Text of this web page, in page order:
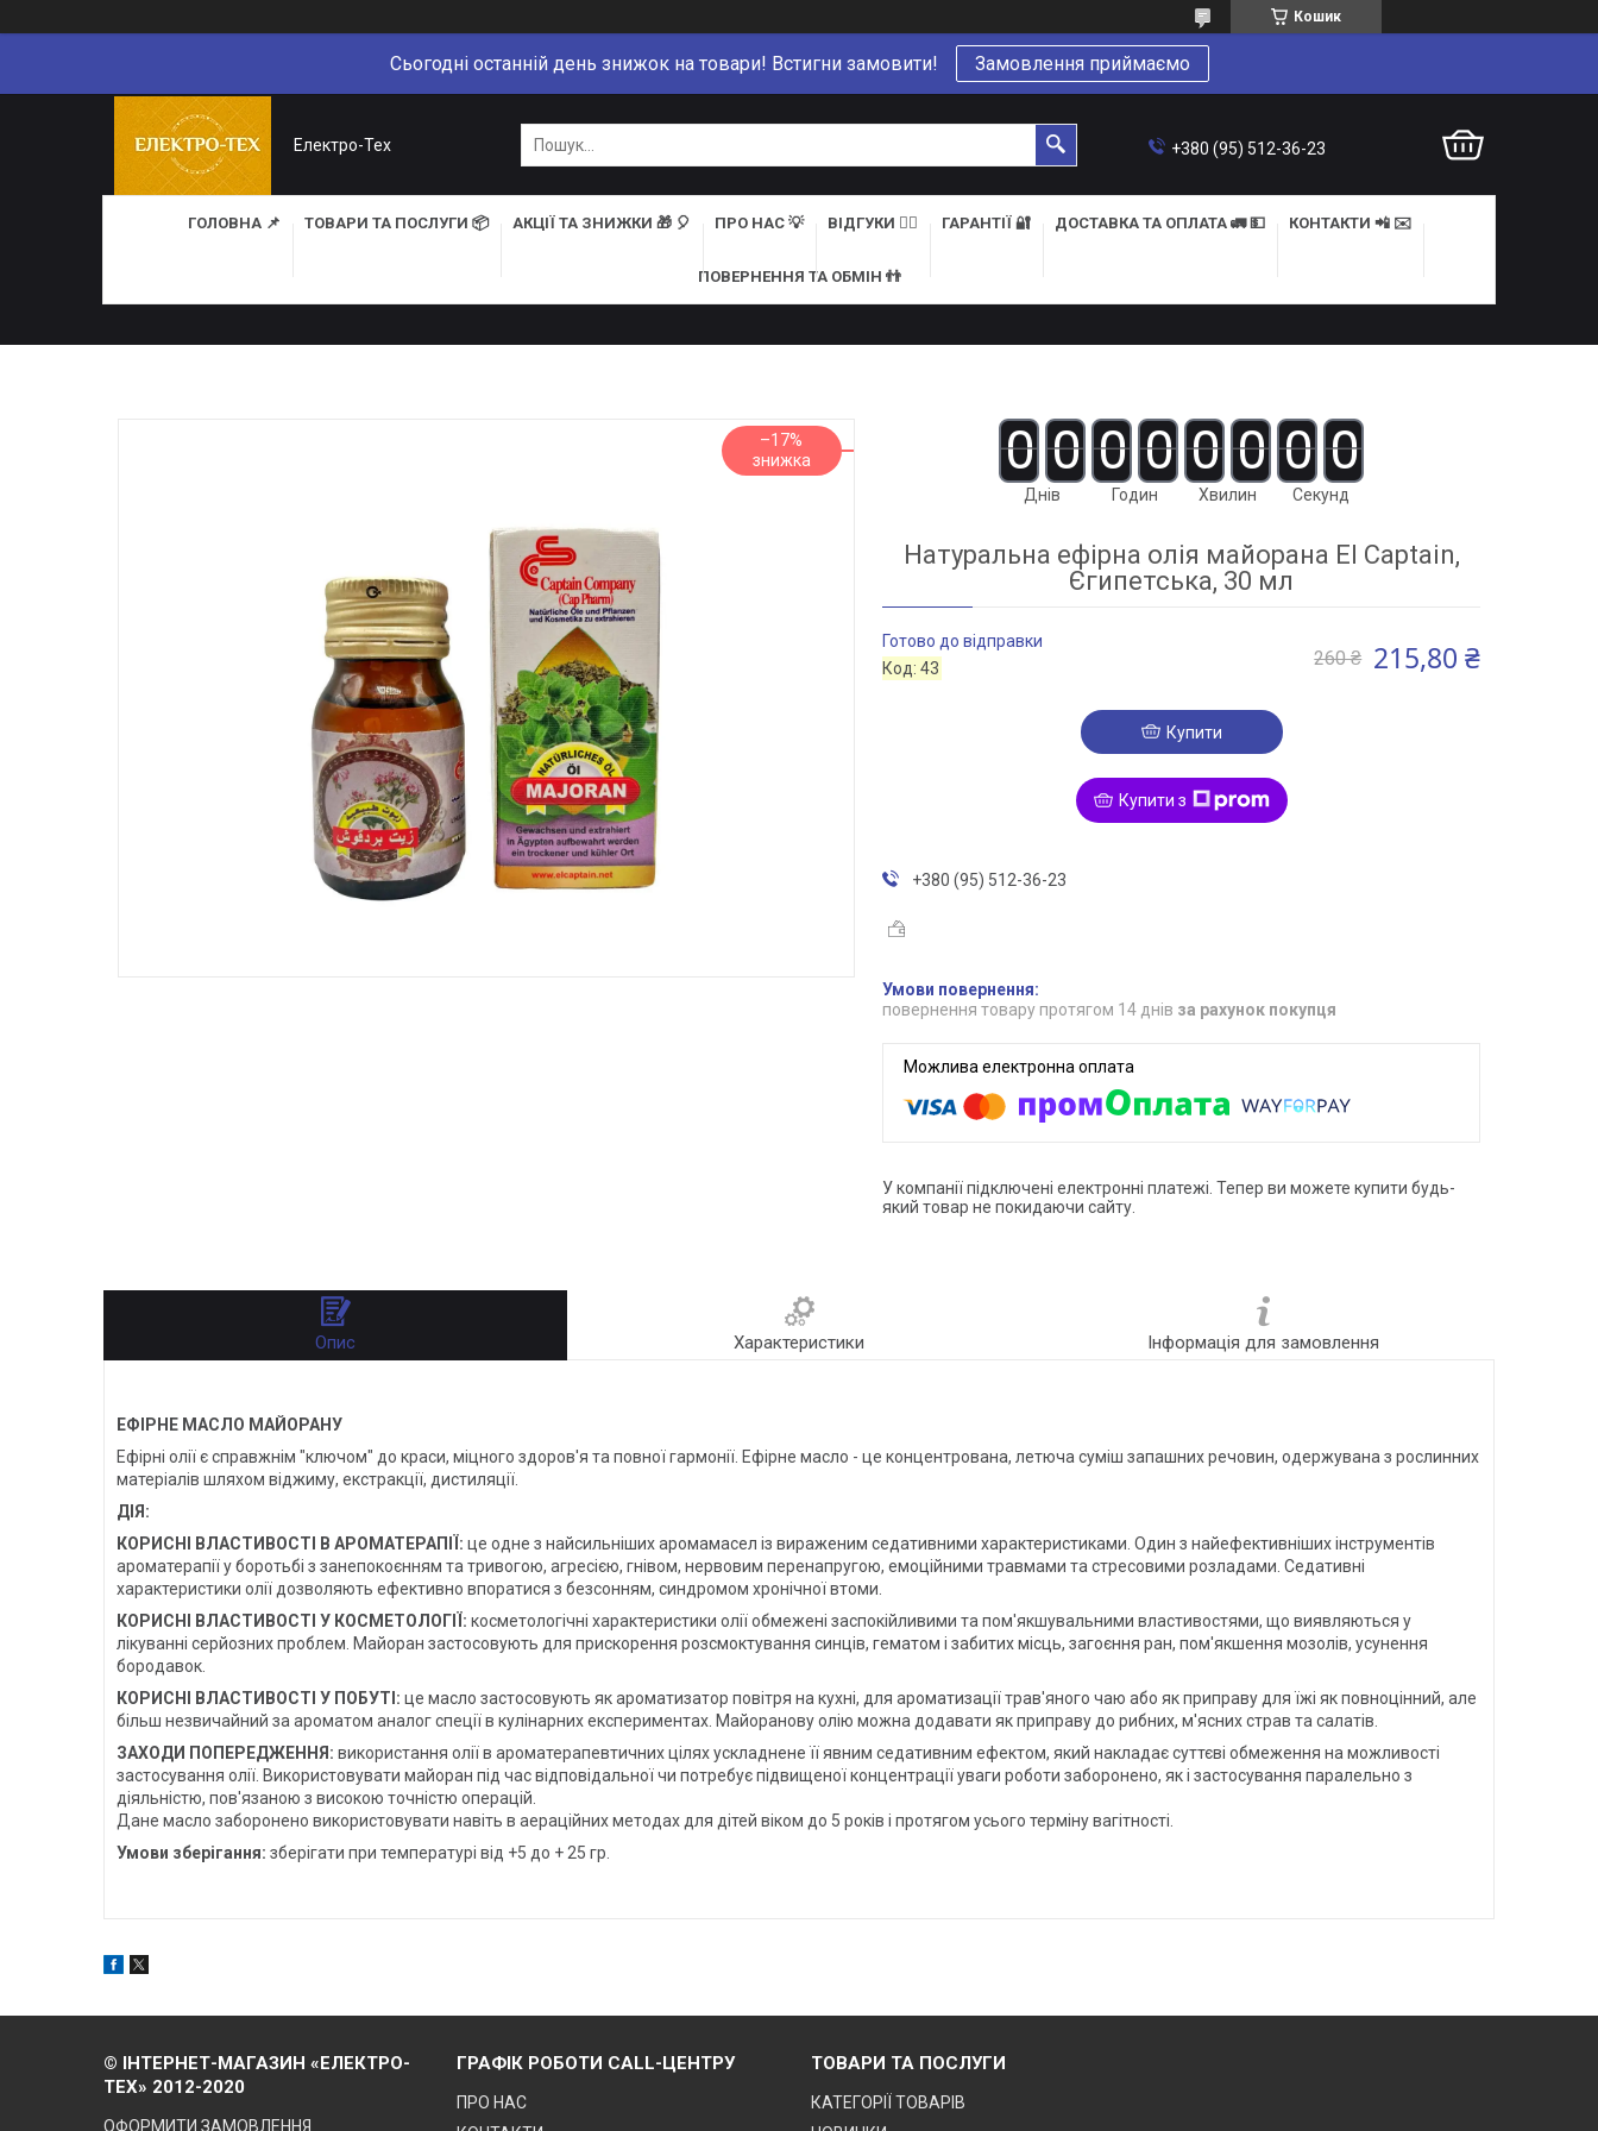
Кошик
Сьогодні останній день знижок на товари! Встигни замовити! Замовлення приймаємо
Електро-Тех +380 (95) 512-36-23
ГОЛОВНА 📌 ТОВАРИ ТА ПОСЛУГИ 📦 АКЦІЇ ТА ЗНИЖКИ 🎁 🎈 ПРО НАС 💡 ВІДГУКИ 👍🏻 ГАРАНТІЇ 🔐 ДОСТАВКА ТА ОПЛАТА 🚛 💵 КОНТАКТИ 📲 ✉️
ПОВЕРНЕННЯ ТА ОБМІН 👬
–17% 0 0
Днів
0 0
Годин
0 0
Хвилин
0 0
Секунд
Натуральна ефірна олія майорана El Captain,
Єгипетська, 30 мл
Готово до відправки
Код:43 260 ₴ 215,80 ₴
Купити
Купити з
+380 (95) 512-36-23
повернення товару протягом 14 днів за рахунок покупця
У компанії підключені електронні платежі. Тепер ви можете купити будь-
який товар не покидаючи сайту.
Опис Характеристики Інформація для замовлення
ЕФІРНЕ МАСЛО МАЙОРАНУ
Ефірні олії є справжнім "ключом" до краси, міцного здоров'я та повної гармонії. Ефірне масло - це концентрована, летюча суміш запашних речовин, одержувана з рослинних
матеріалів шляхом віджиму, екстракції, дистиляції.
ДІЯ:
КОРИСНІ ВЛАСТИВОСТІ В АРОМАТЕРАПІЇ: це одне з найсильніших аромамасел із вираженим седативними характеристиками. Один з найефективніших інструментів
ароматерапії у боротьбі з занепокоєнням та тривогою, агресією, гнівом, нервовим перенапругою, емоційними травмами та стресовими розладами. Седативні
характеристики олії дозволяють ефективно впоратися з безсонням, синдромом хронічної втоми.
КОРИСНІ ВЛАСТИВОСТІ У КОСМЕТОЛОГІЇ: косметологічні характеристики олії обмежені заспокійливими та пом'якшувальними властивостями, що виявляються у
лікуванні серйозних проблем. Майоран застосовують для прискорення розсмоктування синців, гематом і забитих місць, загоєння ран, пом'якшення мозолів, усунення
бородавок.
КОРИСНІ ВЛАСТИВОСТІ У ПОБУТІ: це масло застосовують як ароматизатор повітря на кухні, для ароматизації трав'яного чаю або як приправу для їжі як повноцінний, але
більш незвичайний за ароматом аналог спеції в кулінарних експериментах. Майоранову олію можна додавати як приправу до рибних, м'ясних страв та салатів.
ЗАХОДИ ПОПЕРЕДЖЕННЯ: використання олії в ароматерапевтичних цілях ускладнене її явним седативним ефектом, який накладає суттєві обмеження на можливості
застосування олії. Використовувати майоран під час відповідальної чи потребує підвищеної концентрації уваги роботи заборонено, як і застосування паралельно з
діяльністю, пов'язаною з високою точністю операцій.
Дане масло заборонено використовувати навіть в аераційних методах для дітей віком до 5 років і протягом усього терміну вагітності.
Умови зберігання: зберігати при температурі від +5 до + 25 гр.
© ІНТЕРНЕТ-МАГАЗИН «ЕЛЕКТРО-
ТЕХ» 2012-2020
ОФОРМИТИ ЗАМОВЛЕННЯ
ГРАФІК РОБОТИ CALL-ЦЕНТРУ
ПРО НАС
ТОВАРИ ТА ПОСЛУГИ
КАТЕГОРІЇ ТОВАРІВ